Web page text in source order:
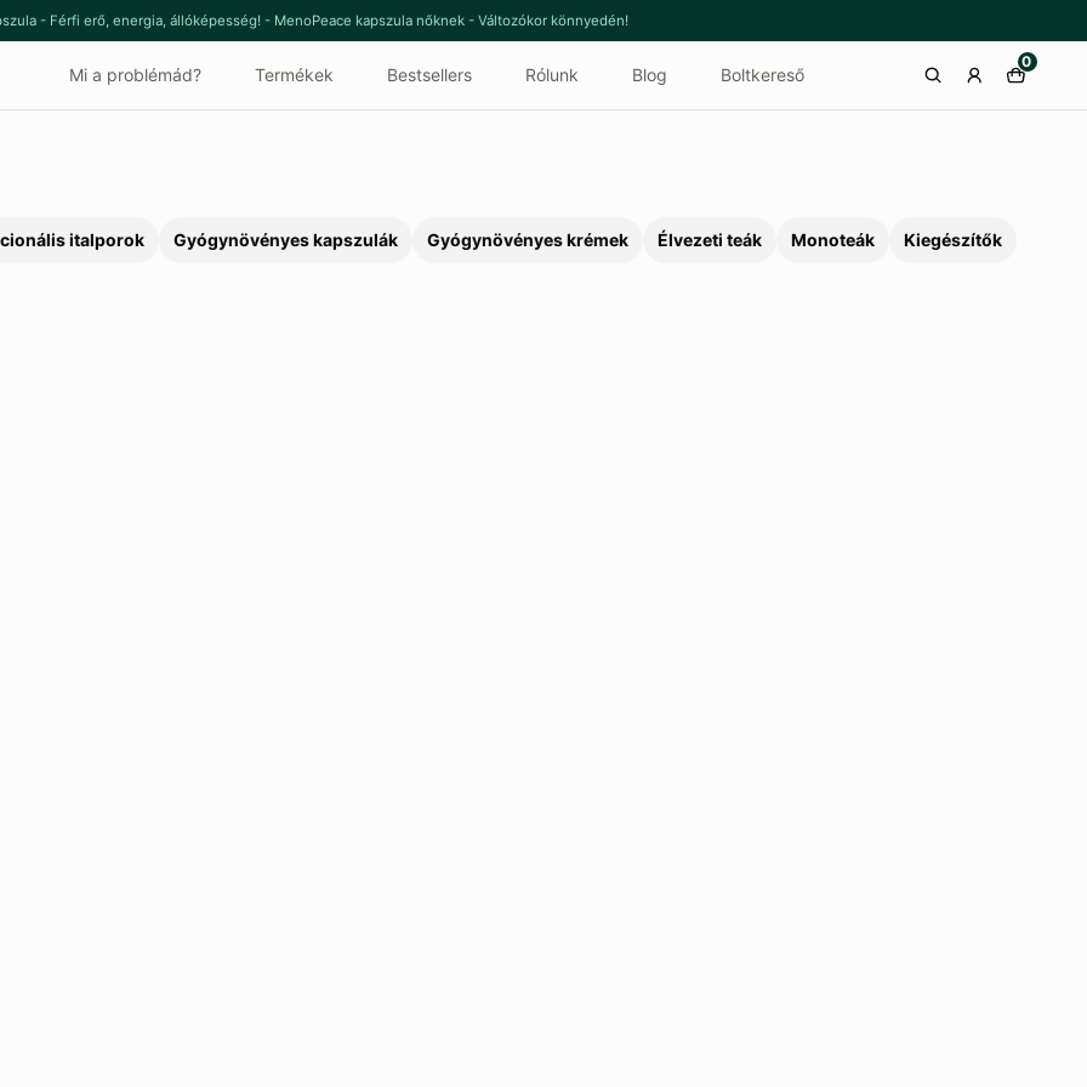
- Férfi erő, energia, állóképesség! - MenoPeace kapszula nőknek - Változókor könnyedén!
Mi a problémád? Termékek Bestsellers Rólunk Blog Boltkereső
0
italporok Gyógynövényes kapszulák Gyógynövényes krémek Élvezeti teák Monoteák Kiegészítők